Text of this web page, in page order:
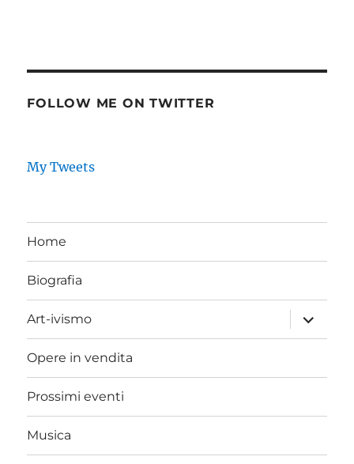
FOLLOW ME ON TWITTER
My Tweets
Home
Biografia
Art-ivismo
expand
child
menu
Opere in vendita
Prossimi eventi
Musica